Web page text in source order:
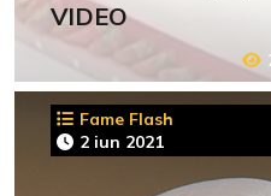
VIDEO
Fame Flash
2 iun 2021